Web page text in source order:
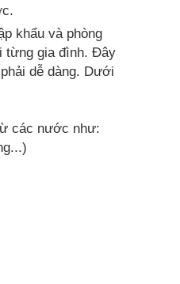
khẩu và phòng
từng gia đình. Đây
dễ dàng. Dưới
các nước như: